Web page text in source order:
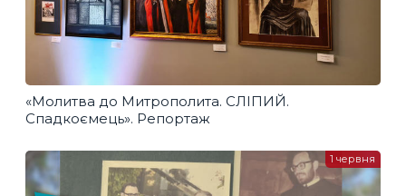
«Молитва до Митрополита. СЛІПИЙ.
Спадкоємець». Репортаж
1 червня